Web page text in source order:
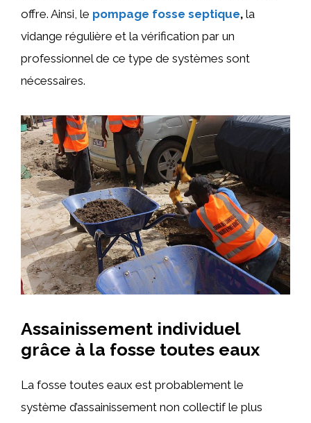
offre. Ainsi, le pompage fosse septique, la
vidange régulière et la vérification par un
professionnel de ce type de systèmes sont
nécessaires.
Assainissement individuel
grâce à la fosse toutes eaux
La fosse toutes eaux est probablement le
système d’assainissement non collectif le plus